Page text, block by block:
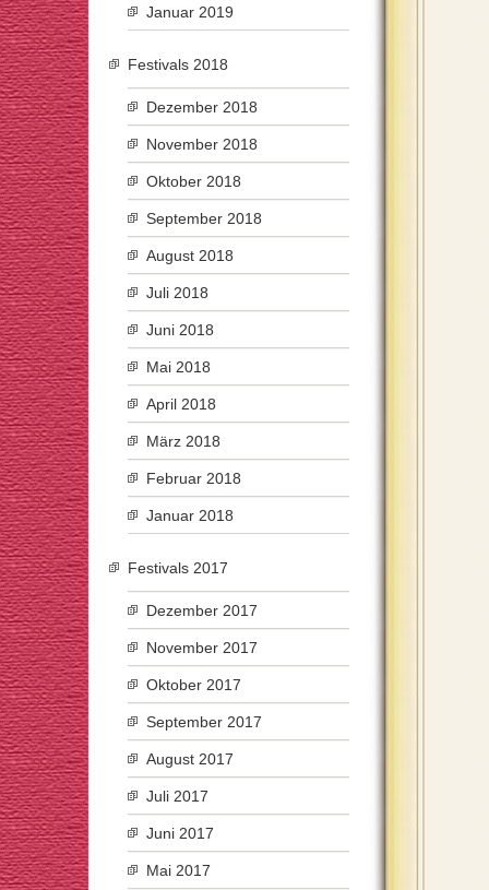
Januar 2019
Festivals 2018
Dezember 2018
November 2018
Oktober 2018
September 2018
August 2018
Juli 2018
Juni 2018
Mai 2018
April 2018
März 2018
Februar 2018
Januar 2018
Festivals 2017
Dezember 2017
November 2017
Oktober 2017
September 2017
August 2017
Juli 2017
Juni 2017
Mai 2017